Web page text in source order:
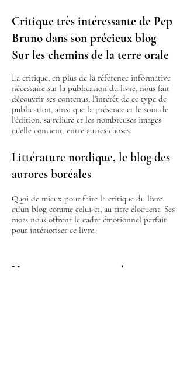
Critique très intéressante de Pep
Bruno dans son précieux blog
Sur les chemins de la terre orale
La critique, en plus de la référence informative
nécessaire sur la publication du livre, nous fait
découvrir ses contenus, l'intérêt de ce type de
publication, ainsi que la présence et le soin de
l'édition, sa reliure et les nombreuses images
qu'elle contient, entre autres choses.
Littérature nordique, le blog des
aurores boréales
Quoi de mieux pour faire la critique du livre
qu'un blog comme celui-ci, au titre éloquent. Ses
mots nous offrent le cadre émotionnel parfait
pour intérioriser ce livre.
Vous pouvez trouver plus